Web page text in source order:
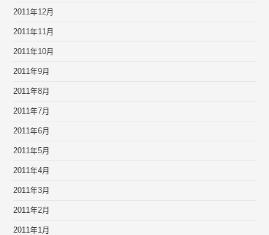
2011年12月
2011年11月
2011年10月
2011年9月
2011年8月
2011年7月
2011年6月
2011年5月
2011年4月
2011年3月
2011年2月
2011年1月